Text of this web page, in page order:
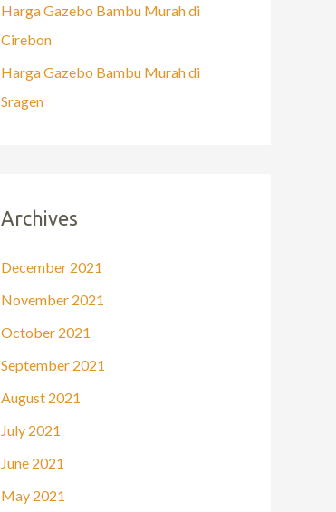
Harga Gazebo Bambu Murah di
Cirebon
Harga Gazebo Bambu Murah di
Sragen
Archives
December 2021
November 2021
October 2021
September 2021
August 2021
July 2021
June 2021
May 2021